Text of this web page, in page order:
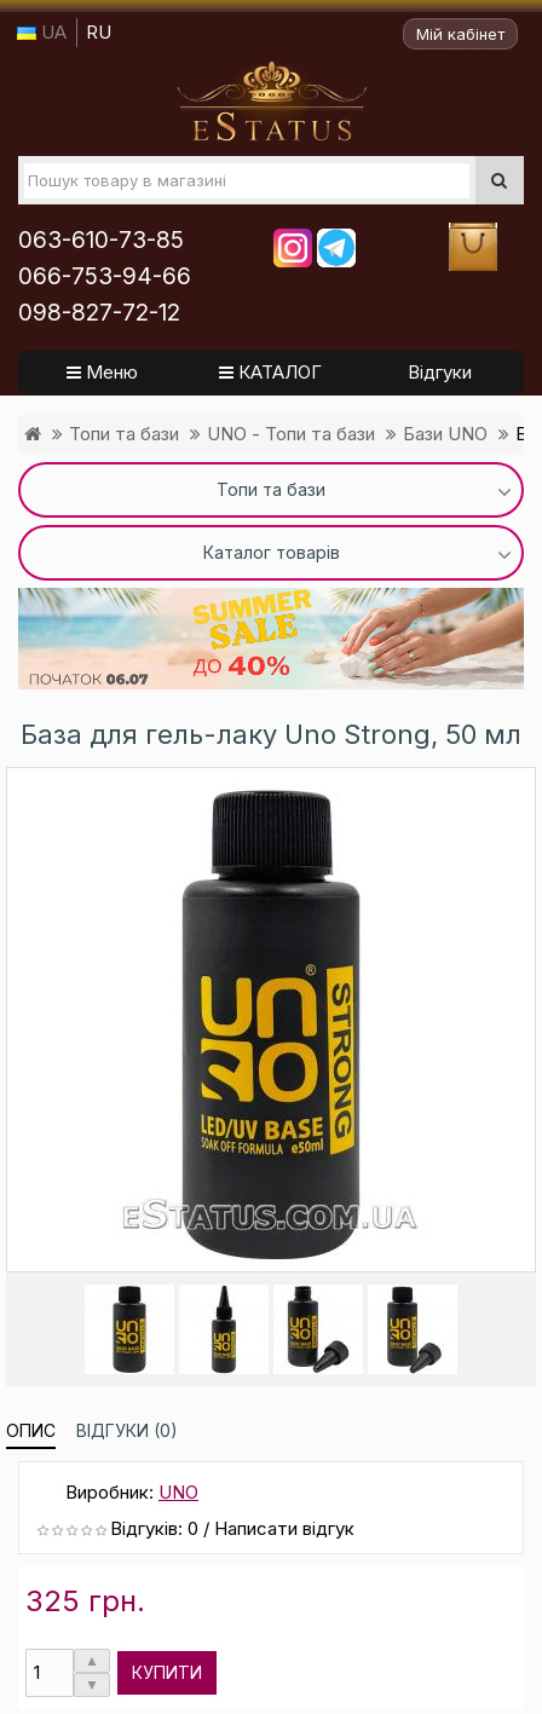
UA RU Мій кабінет
063-610-73-85
066-753-94-66
098-827-72-12
Меню КАТАЛОГ Відгуки
Топи та бази UNO - Топи та бази Бази UNO
Топи та бази
Каталог товарів
База для гель-лаку Uno Strong, 50 мл
ОПИС ВІДГУКИ (0)
Виробник: UNO
Відгуків: 0 / Написати відгук
325 грн.
КУПИТИ